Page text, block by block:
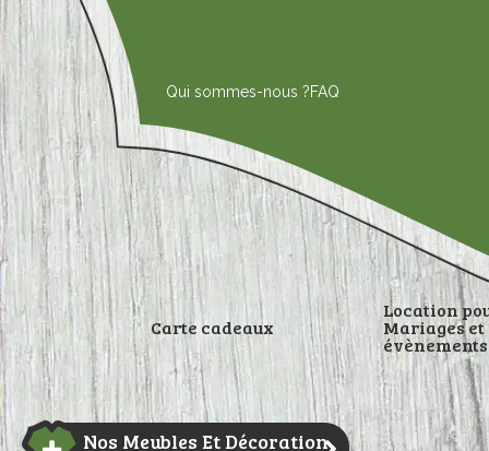
Aller
contenu
Qui sommes-nous ?FAQ
Carte cadeaux
Location
Mariages et
évènements
Nos Meubles Et Décoration